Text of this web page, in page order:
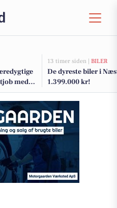
med
13 timer siden | BILER
De dyreste biler i
1.399.000 kr!
38 stk. sushi til 389 kr.